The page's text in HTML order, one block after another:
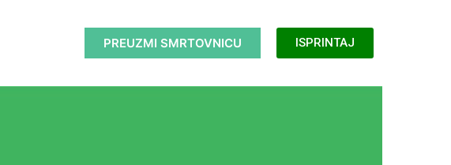
PREUZMI SMRTOVNICU ISPRINTAJ